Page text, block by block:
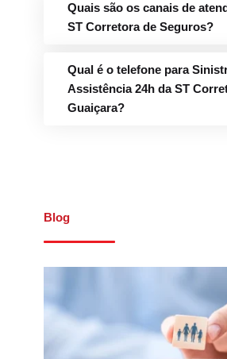
Quais são os canais de
ST Corretora de Seguros?
Qual é o telefone para
Assistência 24h da ST
Guaiçara?
Blog